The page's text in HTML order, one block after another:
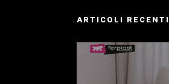
ARTICOLI RECENTI